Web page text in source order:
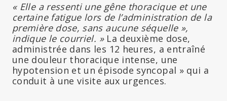
« Elle a ressenti une gêne thoracique et une
certaine fatigue lors de l’administration de la
première dose, sans aucune séquelle »,
indique le courriel. »La deuxième dose,
administrée dans les 12 heures, a entraîné
une douleur thoracique intense, une
hypotension et un épisode syncopal » qui a
conduit à une visite aux urgences.